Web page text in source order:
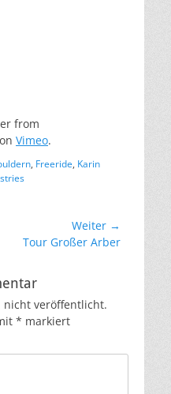
from
on Vimeo.
, Freeride, Karin
Weiter →
NächsterTour Großer Arber
nicht veröffentlicht.
* markiert